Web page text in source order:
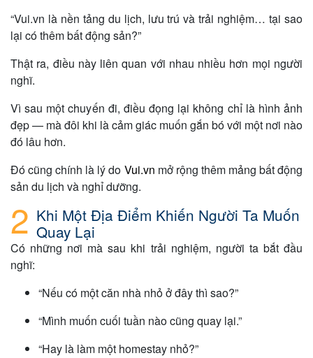
“Vui.vn là nền tảng du lịch, lưu trú và trải nghiệm… tại sao
lại có thêm bất động sản?”
Thật ra, điều này liên quan với nhau nhiều hơn mọi người
nghĩ.
Vì sau một chuyến đi, điều đọng lại không chỉ là hình ảnh
đẹp — mà đôi khi là cảm giác muốn gắn bó với một nơi nào
đó lâu hơn.
Đó cũng chính là lý do Vui.vn mở rộng thêm mảng bất động
sản du lịch và nghỉ dưỡng.
Khi Một Địa Điểm Khiến Người Ta Muốn
Quay Lại
Có những nơi mà sau khi trải nghiệm, người ta bắt đầu
nghĩ:
“Nếu có một căn nhà nhỏ ở đây thì sao?”
“Mình muốn cuối tuần nào cũng quay lại.”
“Hay là làm một homestay nhỏ?”